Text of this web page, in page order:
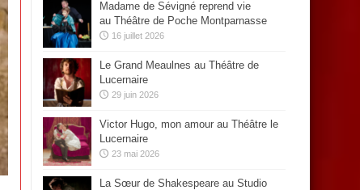
Madame de Sévigné reprend vie
au Théâtre de Poche Montparnasse
16 juillet 2026
Le Grand Meaulnes au Théâtre de
Lucernaire
29 juin 2026
Victor Hugo, mon amour au Théâtre le
Lucernaire
23 mai 2026
La Sœur de Shakespeare au Studio